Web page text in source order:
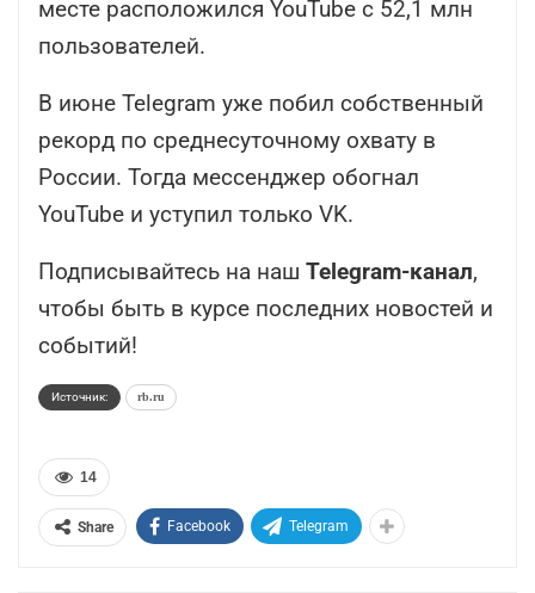
месте расположился YouTube с 52,1 млн
пользователей.
В июне Telegram уже побил собственный
рекорд по среднесуточному охвату в
России. Тогда мессенджер обогнал
YouTube и уступил только VK.
Подписывайтесь на наш Telegram-канал,
чтобы быть в курсе последних новостей и
событий!
Источник: rb.ru
14
Share Facebook Telegram